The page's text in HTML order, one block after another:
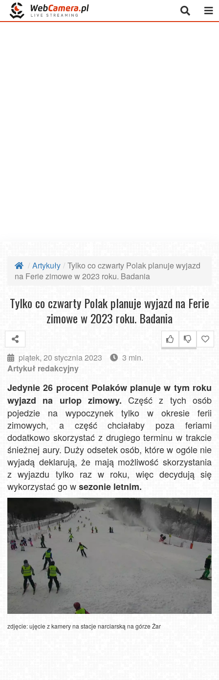
Artykuły
Tylko co czwarty Polak planuje wyjazd
na Ferie zimowe w 2023 roku. Badania
Tylko co czwarty Polak planuje wyjazd na Ferie
zimowe w 2023 roku. Badania
piątek, 20 stycznia 2023
3 min.
Artykuł redakcyjny
Jedynie 26 procent Polaków planuje w tym roku
wyjazd na urlop zimowy. Część z tych osób
pojedzie na wypoczynek tylko w okresie ferii
zimowych, a część chciałaby poza feriami
dodatkowo skorzystać z drugiego terminu w trakcie
śnieżnej aury. Duży odsetek osób, które w ogóle nie
wyjadą deklarują, że mają możliwość skorzystania
z wyjazdu tylko raz w roku, więc decydują się
wykorzystać go wsezonie letnim.
zdjęcie: ujęcie z kamery na stacje narciarską na górze Żar